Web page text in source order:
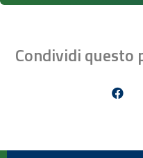
Condividi questo